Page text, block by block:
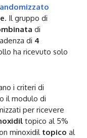
. Il gruppo di
di
di 4
ha ricevuto solo
i criteri di
il modulo di
per ricevere
topico al 5%
minoxidil topico al